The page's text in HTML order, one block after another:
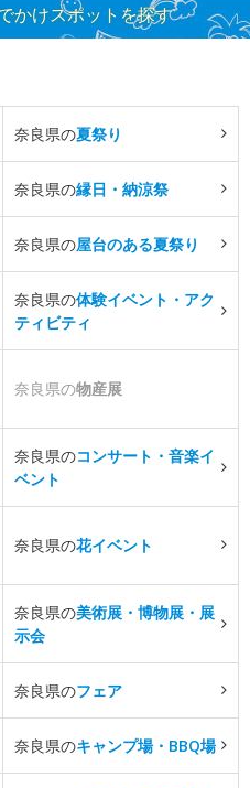
かけスポットを探す
奈良県の夏祭り
奈良県の縁日・納涼祭
奈良県の屋台のある夏祭り
奈良県の体験イベント・アク
ティビティ
奈良県の物産展
奈良県のコンサート・音楽イ
ベント
奈良県の花イベント
奈良県の美術展・博物展・展
示会
奈良県のフェア
奈良県のキャンプ場・BBQ場